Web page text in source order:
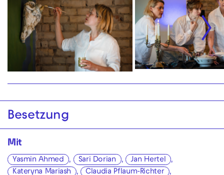
Besetzung
Mit
Yasmin Ahmed , Sari Dorian , Jan Hertel
,
Kateryna Mariash
, Claudia Pflaum-Richter
,